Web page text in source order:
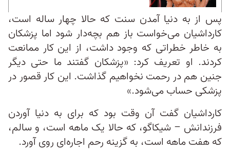
پس از به دنیا آمدن سنت که حالا چهار ساله است،
کارداشیان می‌خواست باز هم بچه‌دار شود اما پزشکان
به خاطر خطراتی که وجود داشت، از این کار ممانعت
کردند. او تعریف کرد: «پزشکان گفتند ما حتی دیگر
جنین هم در رحمت نخواهیم گذاشت. این کار قصور در
پزشکی حساب می‌شود.»
کارداشیان گفت آن وقت بود که برای به دنیا آوردن
فرزندانش – شیکاگو، که حالا یک ماهه است، و سالم،
که هفت ماهه است، به گزینه رحم اجاره‌ای روی آورد.